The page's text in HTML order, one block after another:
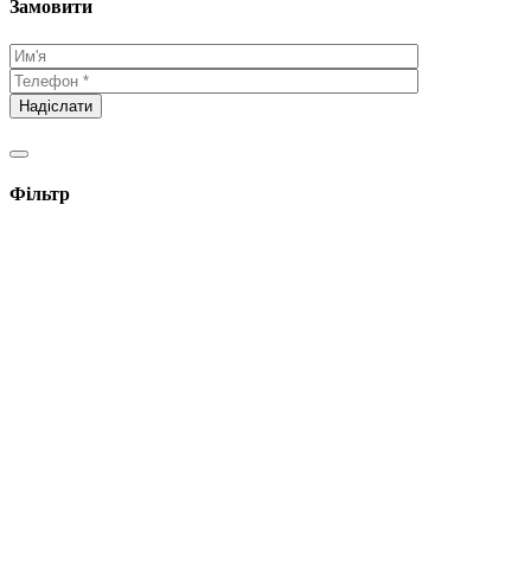
Замовити
Фільтр